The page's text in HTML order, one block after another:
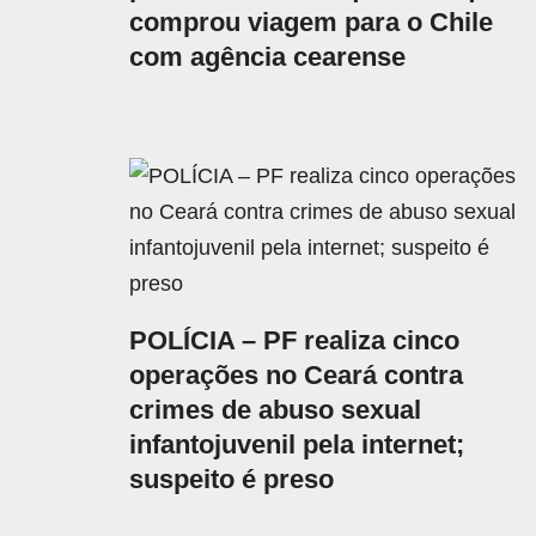
comprou viagem para o Chile
com agência cearense
POLÍCIA – PF realiza cinco
operações no Ceará contra
crimes de abuso sexual
infantojuvenil pela internet;
suspeito é preso